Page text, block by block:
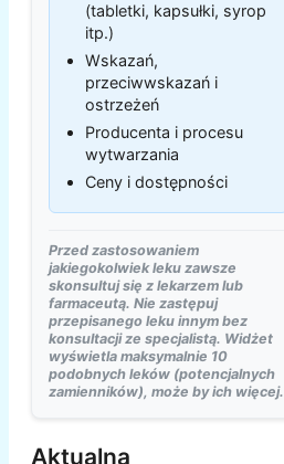
(tabletki, kapsułki, syrop
itp.)
Wskazań,
przeciwwskazań i
ostrzeżeń
Producenta i procesu
wytwarzania
Ceny i dostępności
Przed zastosowaniem
jakiegokolwiek leku zawsze
skonsultuj się z lekarzem lub
farmaceutą. Nie zastępuj
przepisanego leku innym bez
konsultacji ze specjalistą. Widżet
wyświetla maksymalnie 10
podobnych leków (potencjalnych
zamienników), może by ich więcej.
Aktualna